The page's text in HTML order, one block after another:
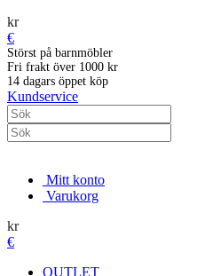
kr
€
Störst på barnmöbler
Fri frakt över 1000 kr
14 dagars öppet köp
Kundservice
Mitt konto
Varukorg
kr
€
OUTLET